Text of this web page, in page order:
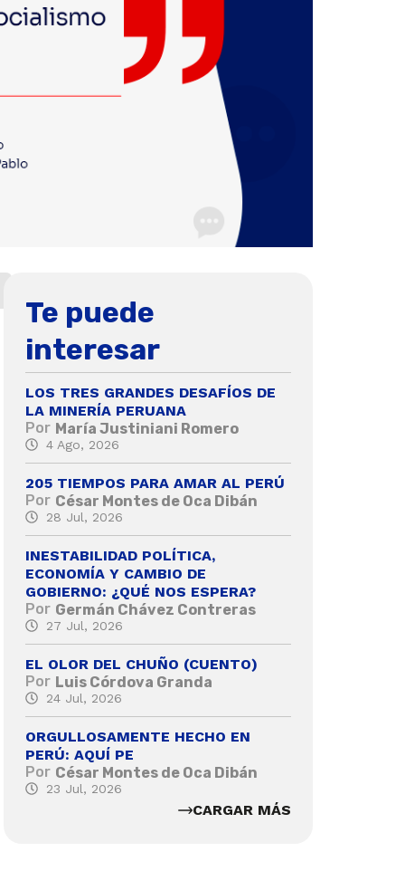
Te puede
interesar
LOS TRES GRANDES DESAFÍOS DE
LA MINERÍA PERUANA
Por María Justiniani Romero
4 Ago, 2026
205 TIEMPOS PARA AMAR AL PERÚ
Por César Montes de Oca Dibán
28 Jul, 2026
INESTABILIDAD POLÍTICA,
ECONOMÍA Y CAMBIO DE
GOBIERNO: ¿QUÉ NOS ESPERA?
Por Germán Chávez Contreras
27 Jul, 2026
EL OLOR DEL CHUÑO (CUENTO)
Por Luis Córdova Granda
24 Jul, 2026
ORGULLOSAMENTE HECHO EN
PERÚ: AQUÍ PE
Por César Montes de Oca Dibán
23 Jul, 2026
CARGAR MÁS